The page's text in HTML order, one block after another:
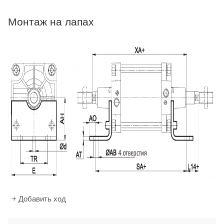
Монтаж на лапах
+ Добавить ход